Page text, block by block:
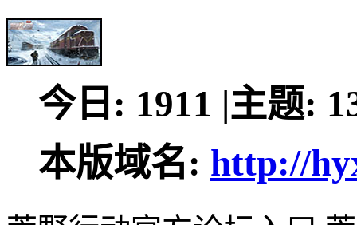
今日: 1911 |主题:
本版域名: http://